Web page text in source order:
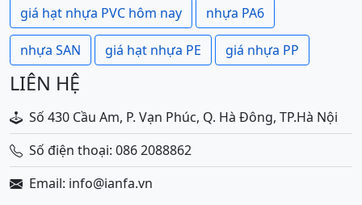
giá hạt nhựa PVC hôm nay nhựa PA6
nhựa SAN giá hạt nhựa PE giá nhựa PP
LIÊN HỆ
Số 430 Cầu Am, P. Vạn Phúc, Q. Hà Đông, TP.Hà Nội
Số điện thoại: 086 2088862
Email: info@ianfa.vn